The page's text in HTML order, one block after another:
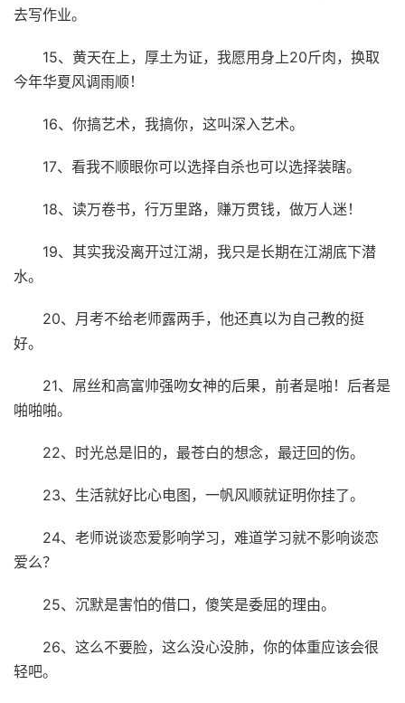
去写作业。
15、黄天在上，厚土为证，我愿用身上20斤肉，换取
今年华夏风调雨顺！
16、你搞艺术，我搞你，这叫深入艺术。
17、看我不顺眼你可以选择自杀也可以选择装瞎。
18、读万卷书，行万里路，赚万贯钱，做万人迷！
19、其实我没离开过江湖，我只是长期在江湖底下潜
水。
20、月考不给老师露两手，他还真以为自己教的挺
好。
21、屌丝和高富帅强吻女神的后果，前者是啪！后者是
啪啪啪。
22、时光总是旧的，最苍白的想念，最迂回的伤。
23、生活就好比心电图，一帆风顺就证明你挂了。
24、老师说谈恋爱影响学习，难道学习就不影响谈恋
爱么？
25、沉默是害怕的借口，傻笑是委屈的理由。
26、这么不要脸，这么没心没肺，你的体重应该会很
轻吧。